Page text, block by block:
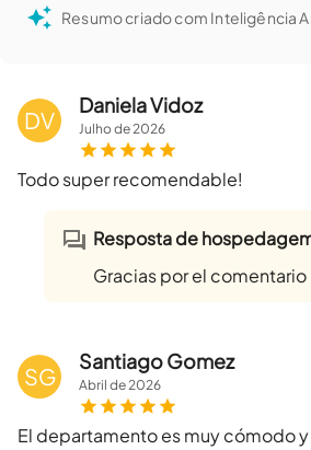
Resumo criado com Inteligência
DV
Daniela Vidoz
Julhode2026
Todo super recomendable!
Resposta de
Gracias por el
SG
Santiago Gomez
Abril de2026
El departamento es muy cómodo